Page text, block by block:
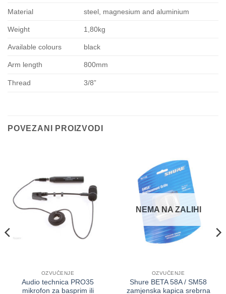
Material steel, magnesium and aluminium
Weight 1,80kg
Available colours black
Arm length 800mm
Thread 3/8”
POVEZANI PROIZVODI
OZVUČENJE
Audio technica PRO35
mikrofon za basprim ili
NEMA NA ZALIHI
OZVUČENJE
Shure BETA 58A / SM58
zamjenska kapica srebrna